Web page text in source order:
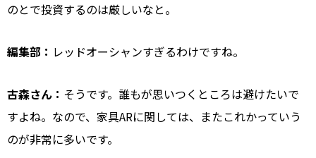
のとで投資するのは厳しいなと。
編集部： レッドオーシャンすぎるわけですね。
古森さん： そうです。誰もが思いつくところは避けたいで
すよね。なので、家具ARに関しては、またこれかっていう
のが非常に多いです。